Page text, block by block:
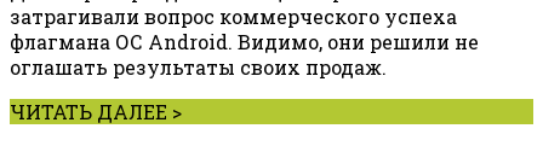
затрагивали вопрос коммерческого успеха
флагмана ОС Android. Видимо, они решили не
оглашать результаты своих продаж.
ЧИТАТЬ ДАЛЕЕ >